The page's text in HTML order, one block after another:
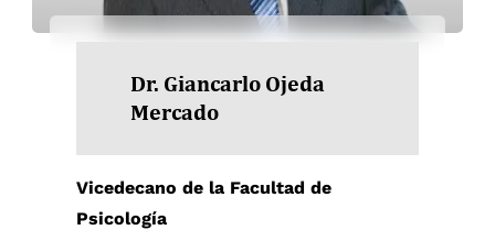
Dr. Giancarlo Ojeda
Mercado
Vicedecano de la Facultad de
Psicología